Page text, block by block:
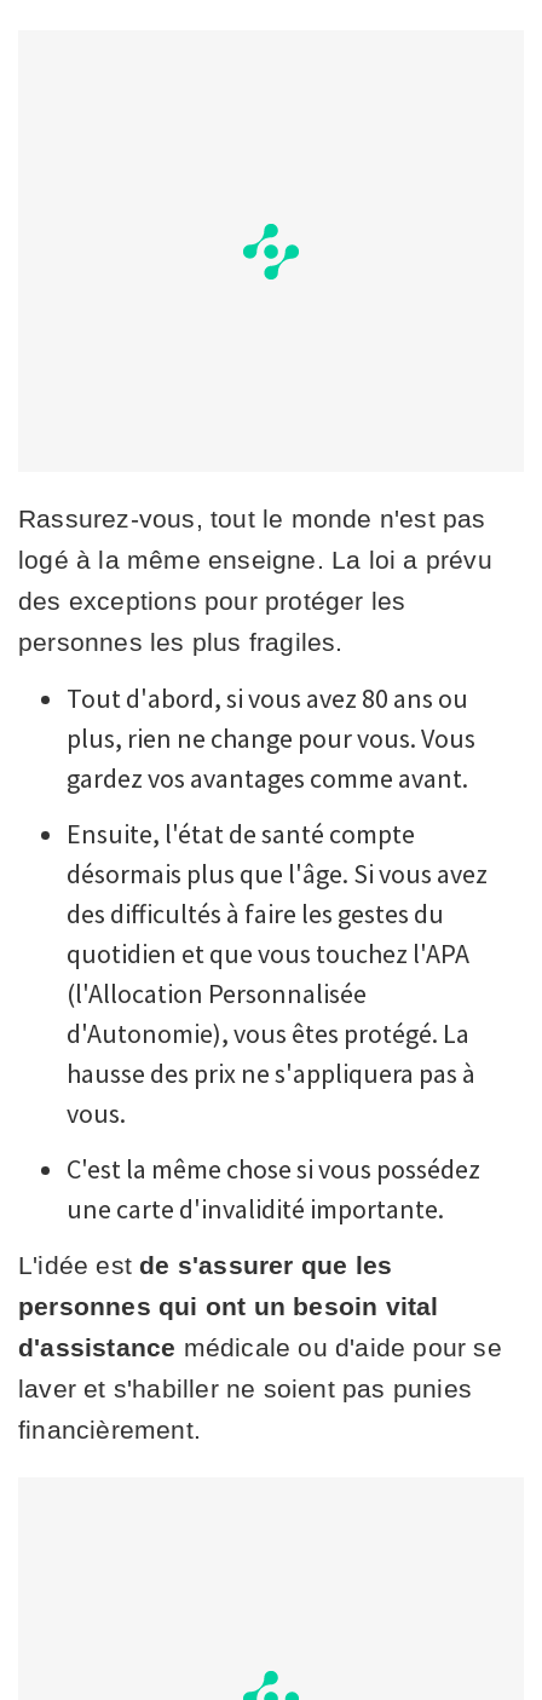
Rassurez-vous, tout le monde n'est pas
logé à la même enseigne. La loi a prévu
des exceptions pour protéger les
personnes les plus fragiles.
Tout d'abord, si vous avez 80 ans ou
plus, rien ne change pour vous. Vous
gardez vos avantages comme avant.
Ensuite, l'état de santé compte
désormais plus que l'âge. Si vous avez
des difficultés à faire les gestes du
quotidien et que vous touchez l'APA
(l'Allocation Personnalisée
d'Autonomie), vous êtes protégé. La
hausse des prix ne s'appliquera pas à
vous.
C'est la même chose si vous possédez
une carte d'invalidité importante.
L'idée estde s'assurer que les
personnes qui ont un besoin vital
d'assistance médicale ou d'aide pour se
laver et s'habiller ne soient pas punies
financièrement.